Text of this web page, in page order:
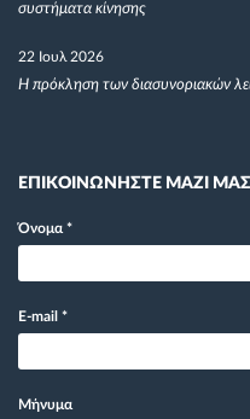
συστήματα κίνησης
22 Ιουλ 2026
Η πρόκληση των διασυνοριακών
ΕΠΙΚΟΙΝΩΝΗΣΤΕ ΜΑΖΙ ΜΑΣ
Όνομα *
E-mail *
Μήνυμα